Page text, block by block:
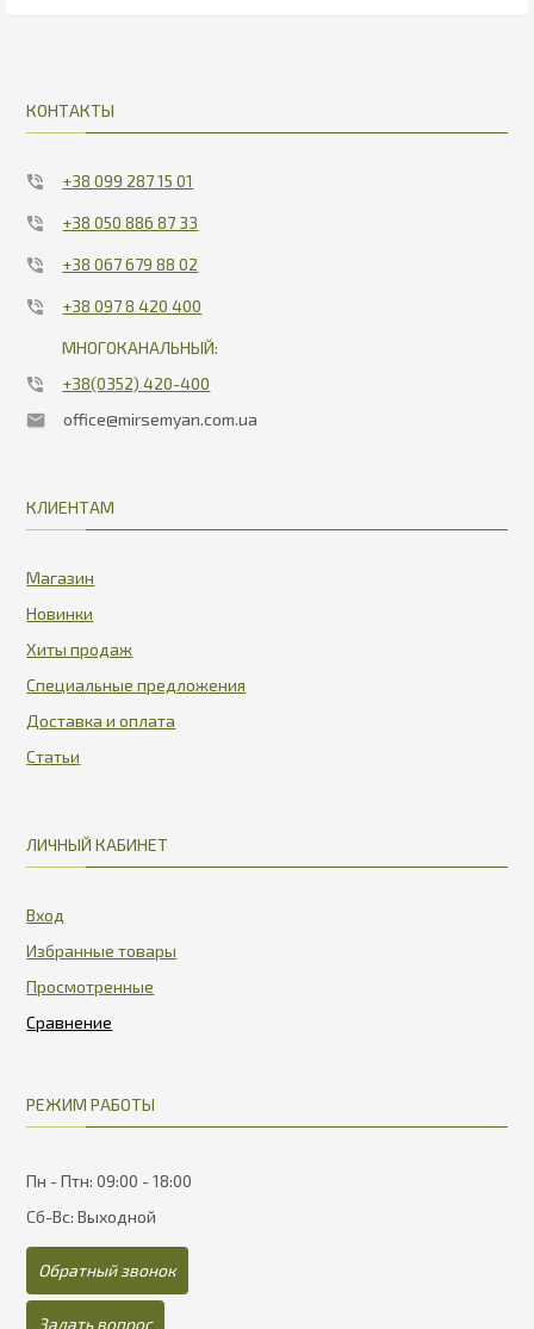
КОНТАКТЫ
+38 099 287 15 01
+38 050 886 87 33
+38 067 679 88 02
+38 097 8 420 400
МНОГОКАНАЛЬНЫЙ:
+38(0352) 420-400
office@mirsemyan.com.ua
КЛИЕНТАМ
Магазин
Новинки
Хиты продаж
Специальные предложения
Доставка и оплата
Статьи
ЛИЧНЫЙ КАБИНЕТ
Вход
Избранные товары
Просмотренные
РЕЖИМ РАБОТЫ
Пн - Птн: 09:00 - 18:00
Сб-Вс: Выходной
Обратный звонок
Задать вопрос